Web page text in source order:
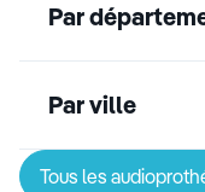
Par
Par ville
Tous les